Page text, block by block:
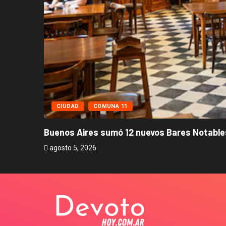
CIUDAD COMUNA 11
Buenos Aires sumó 12 nuevos Bares
agosto 5, 2026